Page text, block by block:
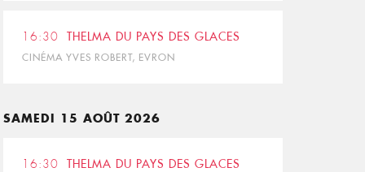
16:30 THELMA DU PAYS DES GLACES
CINÉMA YVES ROBERT, EVRON
SAMEDI 15 AOÛT 2026
16:30 THELMA DU PAYS DES GLACES